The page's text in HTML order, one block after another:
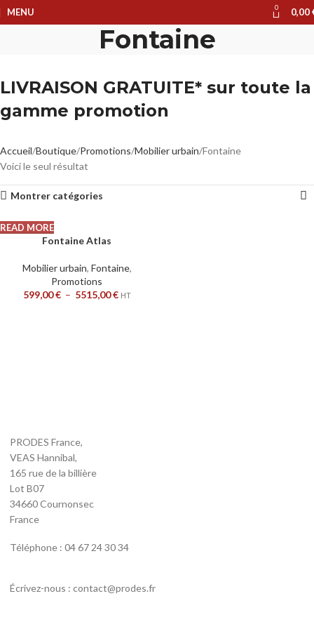
MENU 0 0,00
Fontaine
LIVRAISON GRATUITE* sur toute la
gamme promotion
Accueil Boutique Promotions Mobilier urbain Fontaine
Voici le seul résultat
Montrer catégories
READ MORE
Fontaine Atlas
Mobilier urbain, Fontaine,
Promotions
599,00€ – 5515,00€ HT
PRODES France,
VEAS Hannibal,
165 rue de la billière
Lot B07
34660 Cournonsec
France
Téléphone : 04 67 24 30 34
Écrivez-nous : contact@prodes.fr